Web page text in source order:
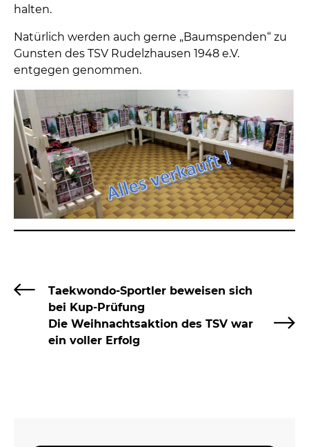
halten.
Natürlich werden auch gerne „Baumspenden“ zu
Gunsten des TSV Rudelzhausen 1948 e.V.
entgegen genommen.
Taekwondo-Sportler beweisen sich
bei Kup-Prüfung
Die Weihnachtsaktion des TSV war
ein voller Erfolg